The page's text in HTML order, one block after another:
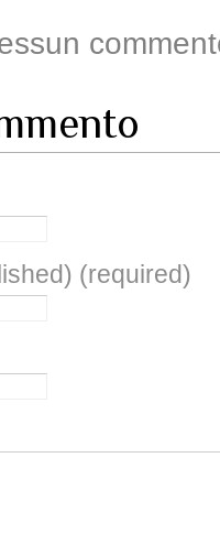
(required)